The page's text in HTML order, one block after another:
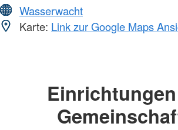
Wasserwacht
Karte: Link zur Google Maps